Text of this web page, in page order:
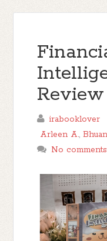
Review
irabooklover
Arleen A.,
No comments